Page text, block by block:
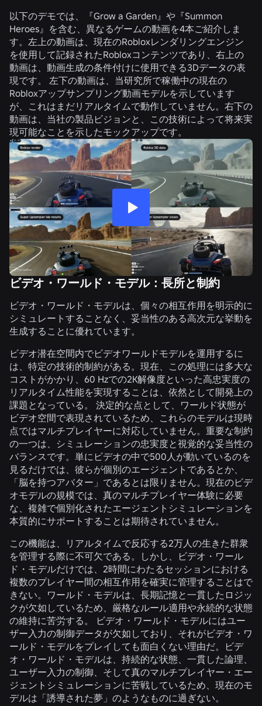
以下のデモでは、『Grow a Garden』や『Summon
Heroes』を含む、異なるゲームの動画を4本ご紹介しま
す。左上の動画は、現在のRobloxレンダリングエンジン
を使用して記録されたRobloxコンテンツであり、右上の
動画は、動画生成の条件付けに使用できる3Dデータの表
現です。 左下の動画は、当研究所で稼働中の現在の
Robloxアップサンプリング動画モデルを示しています
が、これはまだリアルタイムで動作していません。右下の
動画は、当社の製品ビジョンと、この技術によって将来実
現可能なことを示したモックアップです。
ビデオ・ワールド・モデル：長所と制約
ビデオ・ワールド・モデルは、個々の相互作用を明示的に
シミュレートすることなく、妥当性のある高次元な挙動を
生成することに優れています。
ビデオ潜在空間内でビデオワールドモデルを運用するに
は、特定の技術的制約がある。現在、この処理には多大な
コストがかかり、60 Hzでの2K解像度といった高忠実度の
リアルタイム性能を実現することは、依然として開発上の
課題となっている。 決定的な点として、ワールド状態が
ビデオ空間で表現されているため、これらのモデルは現時
点ではマルチプレイヤーに対応していません。重要な制約
の一つは、シミュレーションの忠実度と視覚的な妥当性の
バランスです。単にビデオの中で500人が動いているのを
見るだけでは、彼らが個別のエージェントであるとか、
「脳を持つアバター」であるとは限りません。現在のビデ
オモデルの規模では、真のマルチプレイヤー体験に必要
な、複雑で個別化されたエージェントシミュレーションを
本質的にサポートすることは期待されていません。
この機能は、リアルタイムで反応する2万人の生きた群衆
を管理する際に不可欠である。しかし、ビデオ・ワール
ド・モデルだけでは、2時間にわたるセッションにおける
複数のプレイヤー間の相互作用を確実に管理することはで
きない。ワールド・モデルは、長期記憶と一貫したロジッ
クが欠如しているため、厳格なルール適用や永続的な状態
の維持に苦労する。 ビデオ・ワールド・モデルにはユー
ザー入力の制御データが欠如しており、それがビデオ・ワ
ールド・モデルをプレイしても面白くない理由だ。ビデ
オ・ワールド・モデルは、持続的な状態、一貫した論理、
ユーザー入力の制御、そして真のマルチプレイヤー・エー
ジェントシミュレーションに苦戦しているため、現在のモ
デルは「誘導された夢」のようなものに過ぎない。